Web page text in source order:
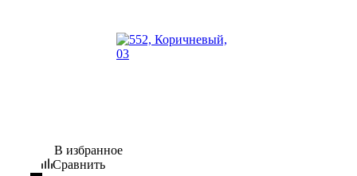
В избранное
Сравнить